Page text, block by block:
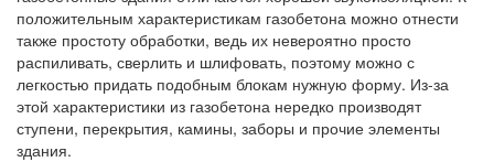
положительным характеристикам газобетона можно отнести
также простоту обработки, ведь их невероятно просто
распиливать, сверлить и шлифовать, поэтому можно с
легкостью придать подобным блокам нужную форму. Из-за
этой характеристики из газобетона нередко производят
ступени, перекрытия, камины, заборы и прочие элементы
здания.